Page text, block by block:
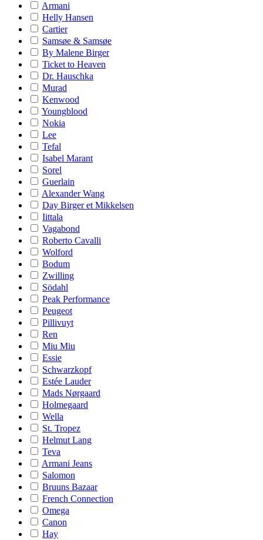
Armani
Helly Hansen
Cartier
Samsøe & Samsøe
By Malene Birger
Ticket to Heaven
Dr. Hauschka
Murad
Kenwood
Youngblood
Nokia
Lee
Tefal
Isabel Marant
Sorel
Guerlain
Alexander Wang
Day Birger et Mikkelsen
Iittala
Vagabond
Roberto Cavalli
Wolford
Bodum
Zwilling
Södahl
Peak Performance
Peugeot
Pillivuyt
Ren
Miu Miu
Essie
Schwarzkopf
Estée Lauder
Mads Nørgaard
Holmegaard
Wella
St. Tropez
Helmut Lang
Teva
Armani Jeans
Salomon
Bruuns Bazaar
French Connection
Omega
Canon
Hay